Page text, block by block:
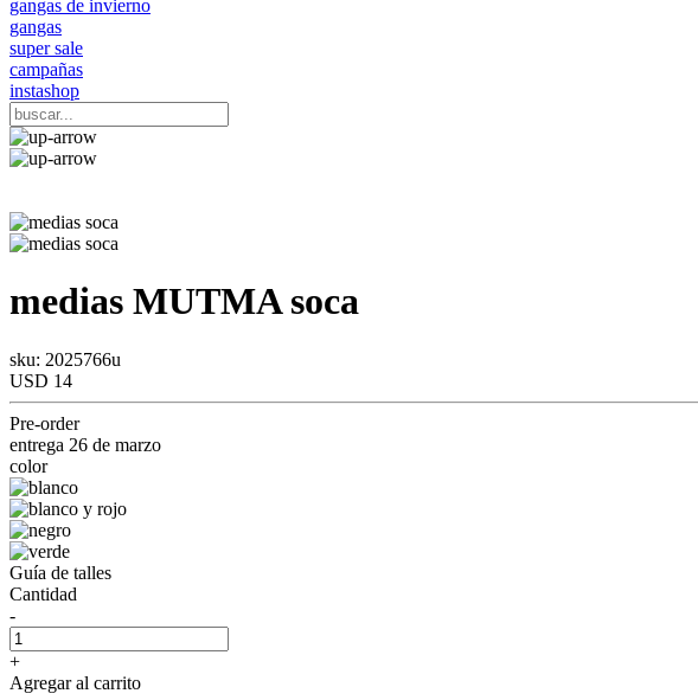
gangas de invierno
gangas
super sale
campañas
instashop
medias MUTMAsoca
sku: 2025766u
USD 14
Pre-order
entrega 26 de marzo
color
Guía de talles
Cantidad
-
+
Agregar al carrito